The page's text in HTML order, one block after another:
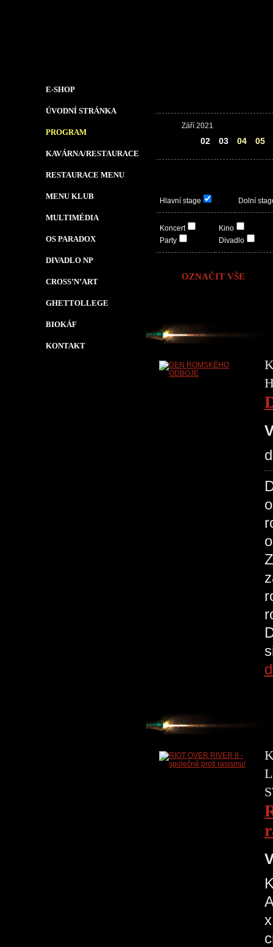
E-SHOP
ÚVODNÍ STRÁNKA
PROGRAM
KAVÁRNA/RESTAURACE
RESTAURACE MENU
MENU KLUB
MULTIMÉDIA
OS PARADOX
DIVADLO NP
CROSS’N’ART
GHETTOLLEGE
BIOKÁF
KONTAKT
Září 2021
02 03 04 05
Hlavní stage Dolní
Koncert
Party
Kino
Divadlo
OZNAČIT VŠE